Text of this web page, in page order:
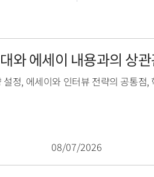
와 에세이 내용과의 상
설정, 에세이와 인터뷰 전략의 공통점,
08/07/2026